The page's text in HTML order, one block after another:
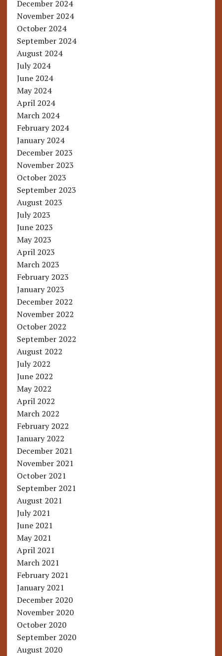
December 2024
November 2024
October 2024
September 2024
August 2024
July 2024
June 2024
May 2024
April 2024
March 2024
February 2024
January 2024
December 2023
November 2023
October 2023
September 2023
August 2023
July 2023
June 2023
May 2023
April 2023
March 2023
February 2023
January 2023
December 2022
November 2022
October 2022
September 2022
August 2022
July 2022
June 2022
May 2022
April 2022
March 2022
February 2022
January 2022
December 2021
November 2021
October 2021
September 2021
August 2021
July 2021
June 2021
May 2021
April 2021
March 2021
February 2021
January 2021
December 2020
November 2020
October 2020
September 2020
August 2020